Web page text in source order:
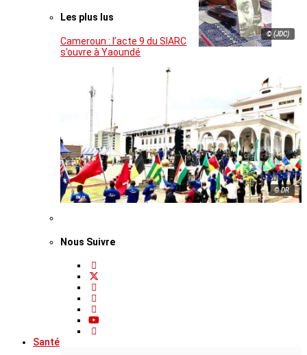
© (JDC)
Les plus lus
Cameroun : l’acte 9 du SIARC
s’ouvre à Yaoundé
© DR
Nous Suivre
Santé